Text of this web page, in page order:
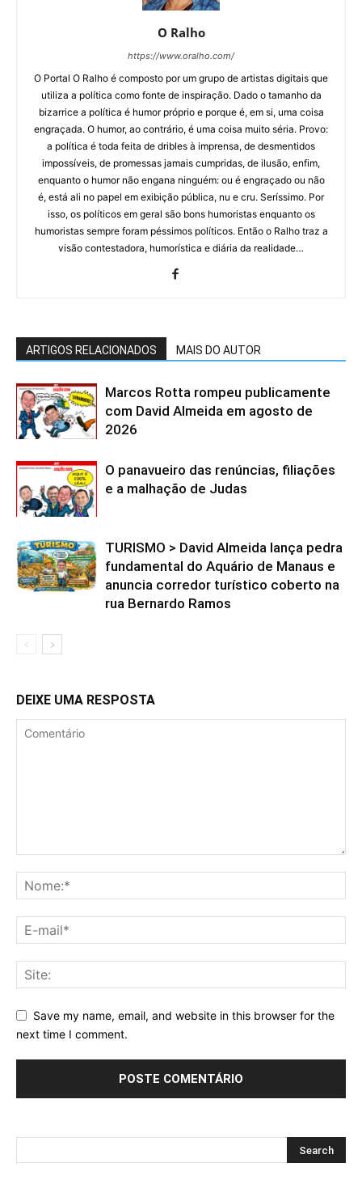
O Ralho
https://www.oralho.com/
O Portal O Ralho é composto por um grupo de artistas digitais que
utiliza a política como fonte de inspiração. Dado o tamanho da
bizarrice a política é humor próprio e porque é, em si, uma coisa
engraçada. O humor, ao contrário, é uma coisa muito séria. Provo:
a política é toda feita de dribles à imprensa, de desmentidos
impossíveis, de promessas jamais cumpridas, de ilusão, enfim,
enquanto o humor não engana ninguém: ou é engraçado ou não
é, está ali no papel em exibição pública, nu e cru. Seríssimo. Por
isso, os políticos em geral são bons humoristas enquanto os
humoristas sempre foram péssimos políticos. Então o Ralho traz a
visão contestadora, humorística e diária da realidade…
ARTIGOS RELACIONADOS MAIS DO AUTOR
Marcos Rotta rompeu publicamente
com David Almeida em agosto de
2026
O panavueiro das renúncias, filiações
e a malhação de Judas
TURISMO > David Almeida lança pedra
fundamental do Aquário de Manaus e
anuncia corredor turístico coberto na
rua Bernardo Ramos
DEIXE UMA RESPOSTA
Save my name, email, and website in this browser for the
next time I comment.